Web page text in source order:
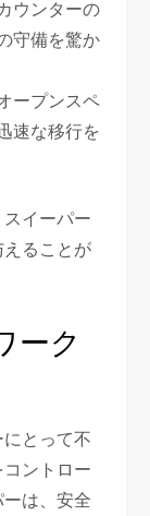
ウンターの
守備を驚か
ープンスペ
速な移行を
イーパー
ることが
ーク
とって不
ントロー
は、安全